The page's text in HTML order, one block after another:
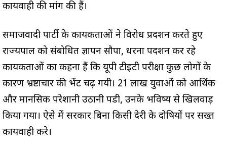
कार्यवाही की मांग की हैं।
समाजवादी पार्टी के कार्यकर्ताओं ने विरोध प्रदर्शन करते हुए
राज्यपाल को संबोधित ज्ञापन सौपा, धरना पर्दशन कर रहे
कार्यकर्ताओं का कहना हैं कि यूपी टीईटी परीक्षा कुछ लोगों के
कारण भ्रष्टाचार की भेंट चढ़ गयी। 21 लाख युवाओं को आर्थिक
और मानसिक परेशानी उठानी पडी, उनके भविष्य से खिलवाड़
किया गया। ऐसे में सरकार बिना किसी देरी के दोषियों पर सख्त
कार्यवाही करे।